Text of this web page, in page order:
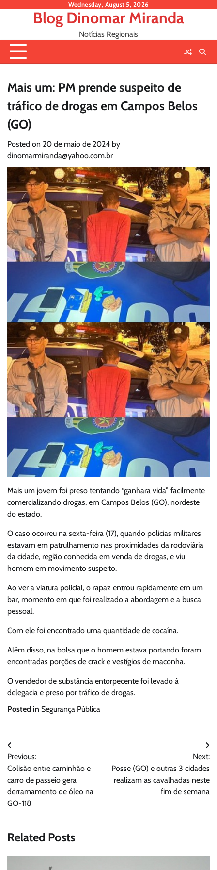
Wednesday, August 5, 2026
Blog Dinomar Miranda
Notícias Regionais
Mais um: PM prende suspeito de
tráfico de drogas em Campos Belos
(GO)
Posted on 20 de maio de 2024 by
dinomarmiranda@yahoo.com.br
Mais um jovem foi preso tentando “ganhara vida” facilmente
comercializando drogas, em Campos Belos (GO), nordeste
do estado.
O caso ocorreu na sexta-feira (17), quando policias militares
estavam em patrulhamento nas proximidades da rodoviária
da cidade, região conhecida em venda de drogas, e viu
homem em movimento suspeito.
Ao ver a viatura policial, o rapaz entrou rapidamente em um
bar, momento em que foi realizado a abordagem e a busca
pessoal.
Com ele foi encontrado uma quantidade de cocaína.
Além disso, na bolsa que o homem estava portando foram
encontradas porções de crack e vestígios de maconha.
O vendedor de substância entorpecente foi levado à
delegacia e preso por tráfico de drogas.
Posted in Segurança Pública
Navegação
de
Post
Previous:
Colisão entre caminhão e
carro de passeio gera
derramamento de óleo na
GO-118
Next:
Posse (GO) e outras 3 cidades
realizam as cavalhadas neste
fim de semana
Related Posts